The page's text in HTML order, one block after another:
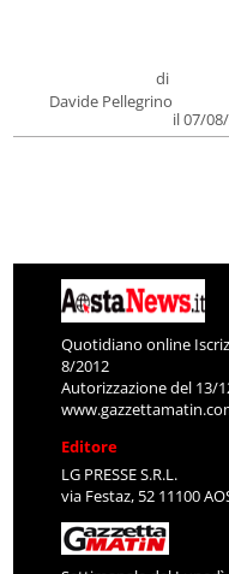
di
Davide Pellegrino
il 07/
Quotidiano online
8/2012
Autorizzazione del 13/
Editore
LG PRESSE S.R.L.
via Festaz, 52 11100